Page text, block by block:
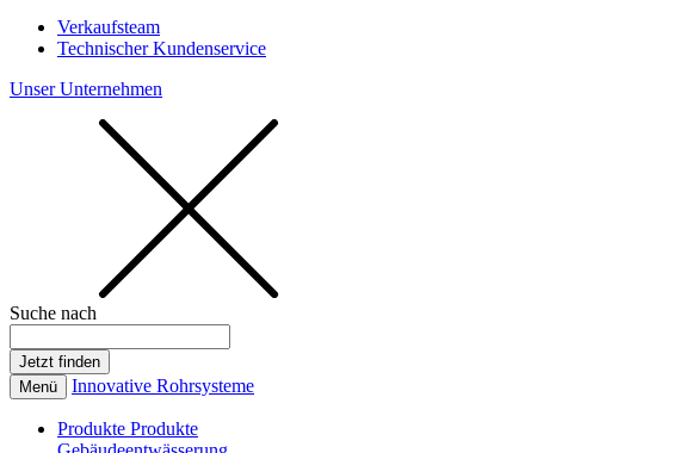
Verkaufsteam
Technischer Kundenservice
Unser Unternehmen
Suche nach
Menü Innovative Rohrsysteme
Produkte Produkte